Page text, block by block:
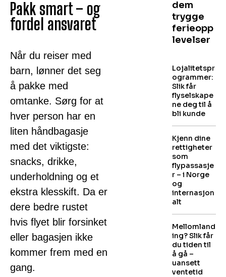
Pakk smart – og
fordel ansvaret
Når du reiser med
barn, lønner det seg
å pakke med
omtanke. Sørg for at
hver person har en
liten håndbagasje
med det viktigste:
snacks, drikke,
underholdning og et
ekstra klesskift. Da er
dere bedre rustet
hvis flyet blir forsinket
eller bagasjen ikke
kommer frem med en
gang.
dem
trygge
ferieopp
levelser
Lojalitetspr
ogrammer:
Slik får
flyselskape
ne deg til å
bli kunde
Kjenn dine
rettigheter
som
flypassasje
r – i Norge
og
internasjon
alt
Mellomland
ing? Slik får
du tiden til
å gå –
uansett
ventetid